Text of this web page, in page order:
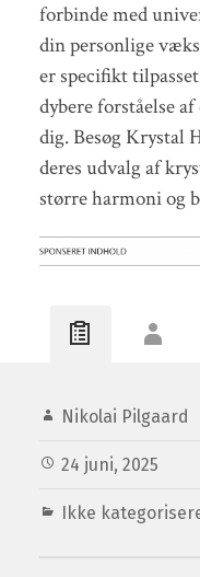
forbinde med
din personlige
er specifikt
dybere forståelse
dig. Besøg Krystal
deres udvalg af
større harmoni og
Nikolai Pilgaard
24 juni, 2025
Ikke